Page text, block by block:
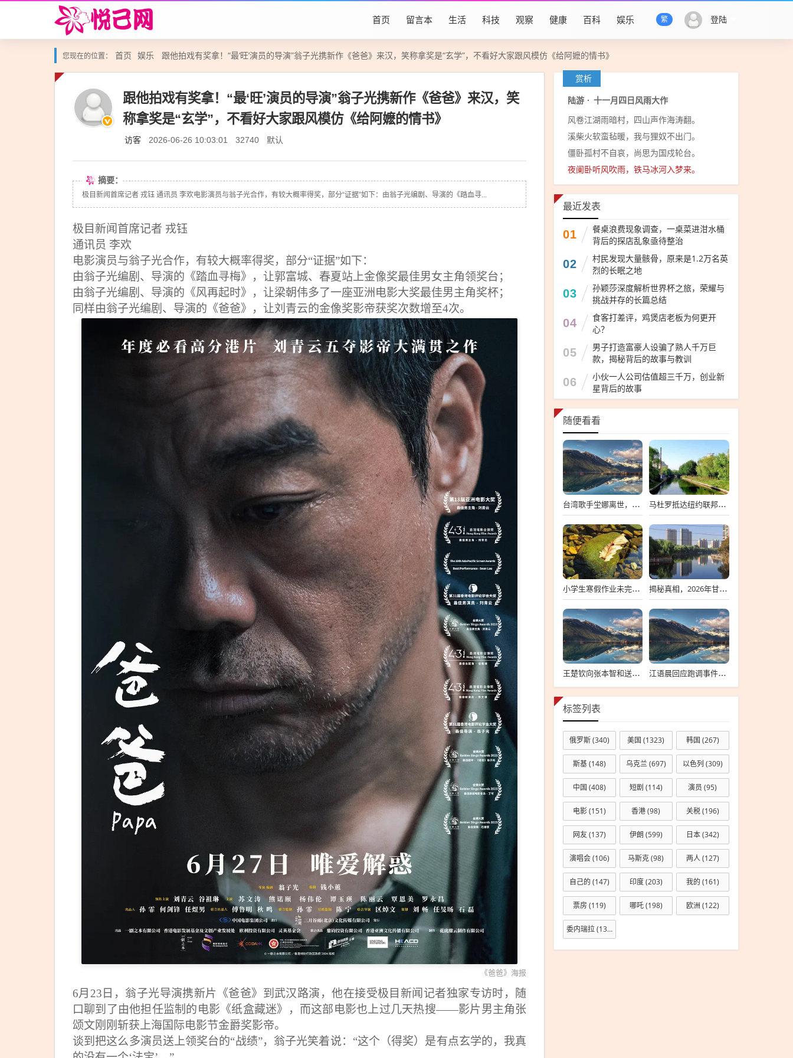
登陆
繁
首页 留言本 生活 科技 观察 健康 百科 娱乐
您现在的位置： 首页 娱乐 跟他拍戏有奖拿！“最‘旺’演员的导演”翁子光携新作《爸爸》来汉，笑称拿奖是“玄学”，不看好大家跟风模仿《给阿嬷的情书》
跟他拍戏有奖拿！“最‘旺’演员的导演”翁子光携新作《爸爸》来汉，笑
称拿奖是“玄学”，不看好大家跟风模仿《给阿嬷的情书》
访客 2026-06-26 10:03:01 32740 默认
摘要：
极目新闻首席记者 戎钰 通讯员 李欢电影演员与翁子光合作，有较大概率得奖，部分“证据”如下：由翁子光编剧、导演的《踏血寻...
极目新闻首席记者 戎钰
通讯员 李欢
电影演员与翁子光合作，有较大概率得奖，部分“证据”如下：
由翁子光编剧、导演的《踏血寻梅》，让郭富城、春夏站上金像奖最佳男女主角领奖台；
由翁子光编剧、导演的《风再起时》，让梁朝伟多了一座亚洲电影大奖最佳男主角奖杯；
同样由翁子光编剧、导演的《爸爸》，让刘青云的金像奖影帝获奖次数增至4次。
《爸爸》海报
6月23日，翁子光导演携新片《爸爸》到武汉路演，他在接受极目新闻记者独家专访时，随
口聊到了由他担任监制的电影《纸盒藏迷》，而这部电影也上过几天热搜——影片男主角张
颂文刚刚斩获上海国际电影节金爵奖影帝。
谈到把这么多演员送上领奖台的“战绩”，翁子光笑着说：“这个（得奖）是有点玄学的，我真
赏析
陆游 · 十一月四日风雨大作
风卷江湖雨暗村，四山声作海涛翻。
溪柴火软蛮毡暖，我与狸奴不出门。
僵卧孤村不自哀，尚思为国戍轮台。
夜阑卧听风吹雨，铁马冰河入梦来。
最近发表
01
餐桌浪费现象调查，一桌菜进泔水桶
背后的探店乱象亟待整治
02
村民发现大量骸骨，原来是1.2万名英
烈的长眠之地
03
孙颖莎深度解析世界杯之旅，荣耀与
挑战并存的长篇总结
04
食客打差评，鸡煲店老板为何更开
心？
05
男子打造富豪人设骗了熟人千万巨
款，揭秘背后的故事与教训
06
小伙一人公司估值超三千万，创业新
星背后的故事
随便看看
台湾歌手坣娜离世，音乐界痛失璀璨之星 马杜罗抵达纽约联邦法院，一场备受瞩目的司法之旅
小学生寒假作业未完成离家出走，深度探究背后的原因与应对策略 揭秘真相，2026年甘肃省考标准答案不实传闻背后的真相探索
王楚钦向张本智和送上祝贺背后的故事 江语晨回应跑调事件，每个人都有失误，理解并接纳是关键
标签列表
俄罗斯(340) 美国 (1323) 韩国 (267)
斯基(148) 乌克兰(697) 以色列 (309)
中国 (408) 短剧 (114) 演员 (95)
电影(151) 香港(98) 关税(196)
网友(137) 伊朗 (599) 日本(342)
演唱会(106) 马斯克(98) 两人(127)
自己的 (147) 印度(203) 我的 (161)
票房 (119) 哪吒(198) 欧洲 (122)
委内瑞拉(133)